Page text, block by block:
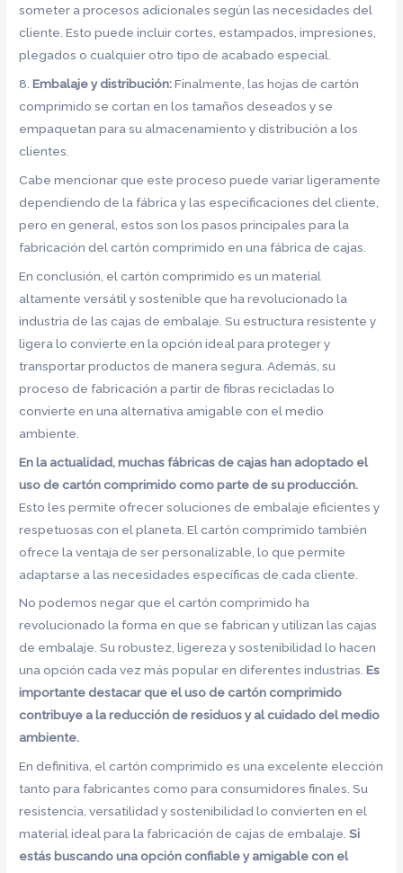
someter a procesos adicionales según las necesidades del
cliente. Esto puede incluir cortes, estampados, impresiones,
plegados o cualquier otro tipo de acabado especial.
8.Embalaje y distribución:Finalmente, las hojas de cartón
comprimido se cortan en los tamaños deseados y se
empaquetan para su almacenamiento y distribución a los
clientes.
Cabe mencionar que este proceso puede variar ligeramente
dependiendo de la fábrica y las especificaciones del cliente,
pero en general, estos son los pasos principales para la
fabricación del cartón comprimido en una fábrica de cajas.
En conclusión, el cartón comprimido es un material
altamente versátil y sostenible que ha revolucionado la
industria de las cajas de embalaje. Su estructura resistente y
ligera lo convierte en la opción ideal para proteger y
transportar productos de manera segura. Además, su
proceso de fabricación a partir de fibras recicladas lo
convierte en una alternativa amigable con el medio
ambiente.
En la actualidad, muchas fábricas de cajas han adoptado el
uso de cartón comprimido como parte de su producción.
Esto les permite ofrecer soluciones de embalaje eficientes y
respetuosas con el planeta. El cartón comprimido también
ofrece la ventaja de ser personalizable, lo que permite
adaptarse a las necesidades específicas de cada cliente.
No podemos negar que el cartón comprimido ha
revolucionado la forma en que se fabrican y utilizan las cajas
de embalaje. Su robustez, ligereza y sostenibilidad lo hacen
una opción cada vez más popular en diferentes industrias.Es
importante destacar que el uso de cartón comprimido
contribuye a la reducción de residuos y al cuidado del medio
ambiente.
En definitiva, el cartón comprimido es una excelente elección
tanto para fabricantes como para consumidores finales. Su
resistencia, versatilidad y sostenibilidad lo convierten en el
material ideal para la fabricación de cajas de embalaje.Si
estás buscando una opción confiable y amigable con el